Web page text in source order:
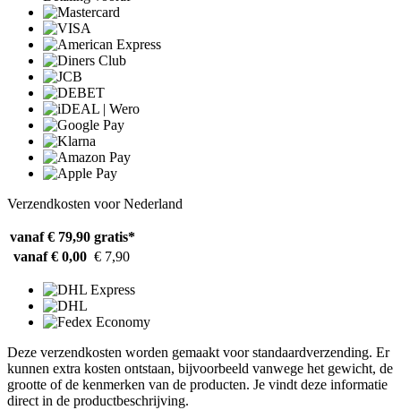
Verzendkosten voor Nederland
vanaf € 79,90 gratis*
vanaf € 0,00 € 7,90
Deze verzendkosten worden gemaakt voor standaardverzending. Er
kunnen extra kosten ontstaan, bijvoorbeeld vanwege het gewicht, de
grootte of de kenmerken van de producten. Je vindt deze informatie
direct in de productbeschrijving.